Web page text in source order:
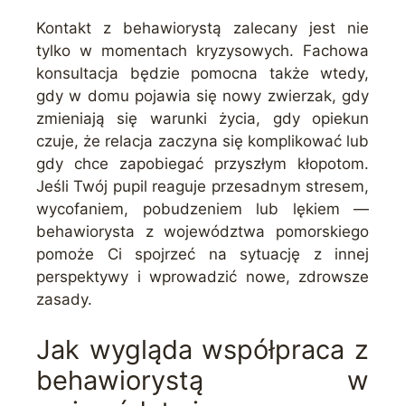
Kontakt z behawiorystą zalecany jest nie
tylko w momentach kryzysowych. Fachowa
konsultacja będzie pomocna także wtedy,
gdy w domu pojawia się nowy zwierzak, gdy
zmieniają się warunki życia, gdy opiekun
czuje, że relacja zaczyna się komplikować lub
gdy chce zapobiegać przyszłym kłopotom.
Jeśli Twój pupil reaguje przesadnym stresem,
wycofaniem, pobudzeniem lub lękiem —
behawiorysta z województwa pomorskiego
pomoże Ci spojrzeć na sytuację z innej
perspektywy i wprowadzić nowe, zdrowsze
zasady.
Jak wygląda współpraca z
behawiorystą w